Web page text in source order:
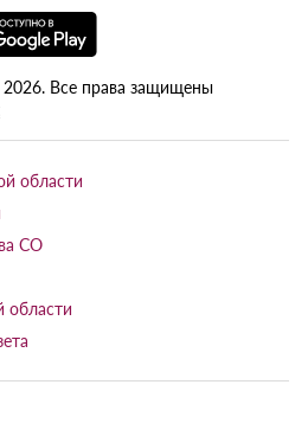
Все права защищены
области
СО
области